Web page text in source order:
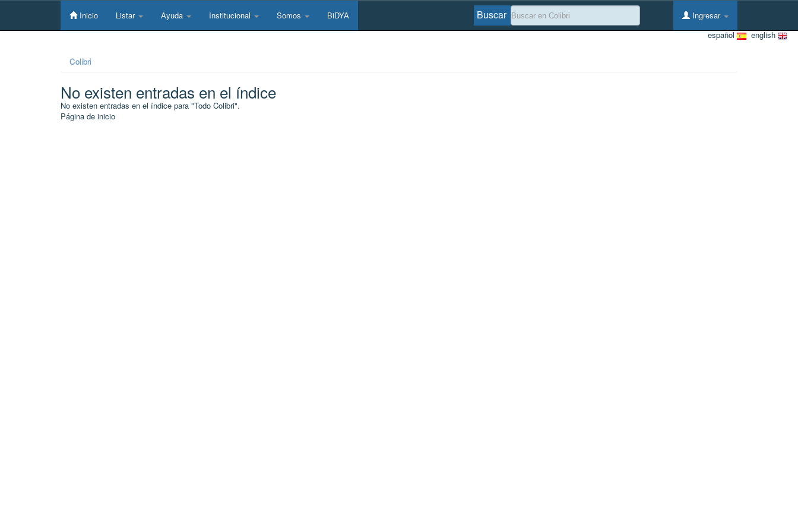
Skip
Inicio Listar Ayuda Institucional Somos BiDYA Ingresar
Buscar
english
español
Colibri
No existen entradas en el índice
No existen entradas en el índice para "Todo Colibri".
Página de inicio